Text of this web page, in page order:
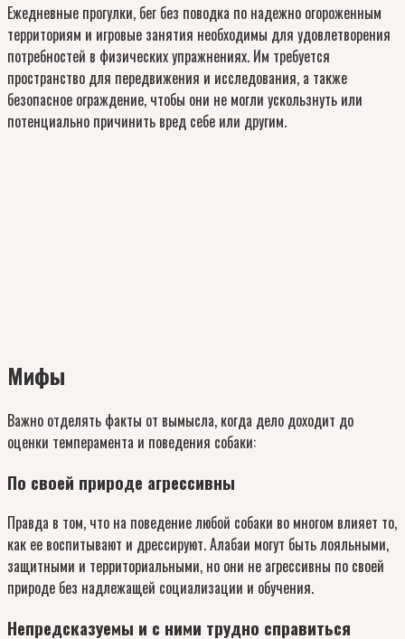
Ежедневные прогулки, бег без поводка по надежно огороженным
территориям и игровые занятия необходимы для удовлетворения
потребностей в физических упражнениях. Им требуется
пространство для передвижения и исследования, а также
безопасное ограждение, чтобы они не могли ускользнуть или
потенциально причинить вред себе или другим.
Мифы
Важно отделять факты от вымысла, когда дело доходит до
оценки темперамента и поведения собаки:
По своей природе агрессивны
Правда в том, что на поведение любой собаки во многом влияет то,
как ее воспитывают и дрессируют. Алабаи могут быть лояльными,
защитными и территориальными, но они не агрессивны по своей
природе без надлежащей социализации и обучения.
Непредсказуемы и с ними трудно справиться